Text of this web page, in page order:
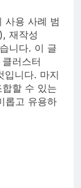
사용 사례 범
재작성
니다. 이 글
러스터
니다. 마지
할 수 있는
롭고 유용하